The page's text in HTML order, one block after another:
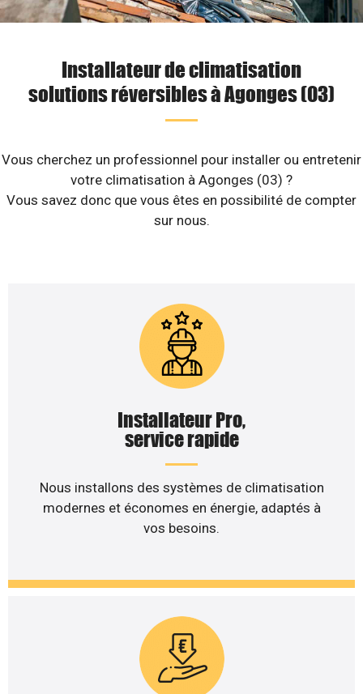
Installateur de climatisation
solutions réversibles à Agonges (03)
Vous cherchez un professionnel pour installer ou entretenir
votre climatisation à Agonges (03) ?
Vous savez donc que vous êtes en possibilité de compter
sur nous.
Installateur Pro,
service rapide
Nous installons des systèmes de climatisation
modernes et économes en énergie, adaptés à
vos besoins.